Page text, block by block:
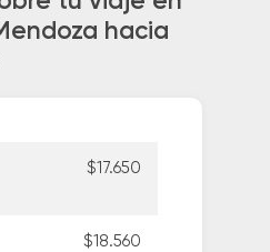
hacia
$17.650
$18.560